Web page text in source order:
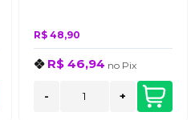
R$ 48,90
R$ 46,94 no Pix
- +